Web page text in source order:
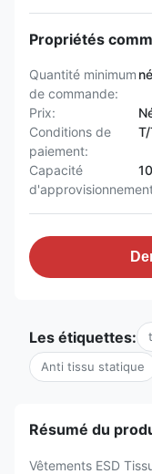
Propriétés
Quantité minimum
de commande:
Prix:
Conditions de
paiement:
Capacité
Les étiquettes:
Anti tissu statique
Résumé du
Vêtements ESD